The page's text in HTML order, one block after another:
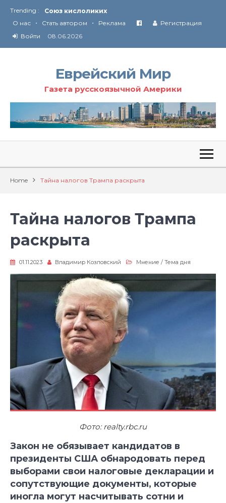
Trending :
Соглашение США с Ираном
Технология Революции в Иране
О нас • Стать автором • Реклама
Регистрация
Войти
08.06.2026
Еврейский Мир
Газета русскоязычной Америки
Home Тайна налогов Трампа раскрыта
Тайна налогов Трампа
раскрыта
01.11.2023 Владимир Козловский Мнение / Тема дня
Фото: realty.rbc.ru
Закон не обязывает кандидатов в
президенты США обнародовать перед
выборами свои налоговые декларации и
сопутствующие документы, которые
иногла могут насчитывать сотни и